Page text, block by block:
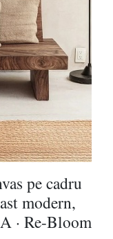
pe cadru
modern,
· Re-Bloom